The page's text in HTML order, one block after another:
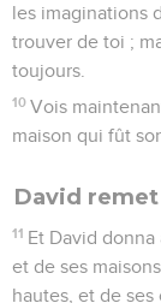
les imaginations
trouver de toi ;
toujours.
10 Vois
maison qui fût
David
11 Et David
et de ses
hautes, et de